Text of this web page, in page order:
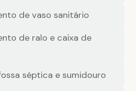
de vaso sanitário
de ralo e caixa de
séptica e sumidouro